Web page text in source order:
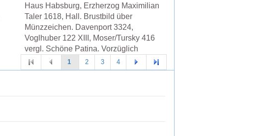
Haus Habsburg, Erzherzog Maximilian
Taler 1618, Hall. Brustbild über
Münzzeichen. Davenport 3324,
Voglhuber 122 XIII, Moser/Tursky 416
vergl. Schöne Patina. Vorzüglich
1 2 3 4